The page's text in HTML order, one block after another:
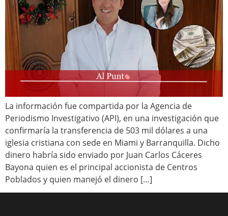
La información fue compartida por la Agencia de
Periodismo Investigativo (API), en una investigación que
confirmaría la transferencia de 503 mil dólares a una
iglesia cristiana con sede en Miami y Barranquilla. Dicho
dinero habría sido enviado por Juan Carlos Cáceres
Bayona quien es el principal accionista de Centros
Poblados y quien manejó el dinero […]